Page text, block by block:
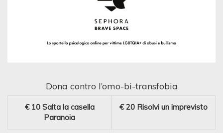
Dona contro l’omo-bi-transfobia
€ 10 Salta la casella
Paranoia
€ 20 Risolvi un imprevisto